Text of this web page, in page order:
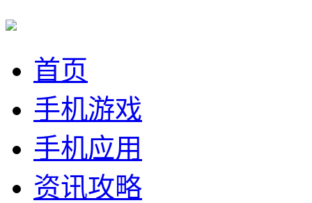
首页
手机游戏
手机应用
资讯攻略